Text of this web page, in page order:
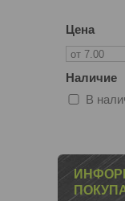
Цена
Наличие
В